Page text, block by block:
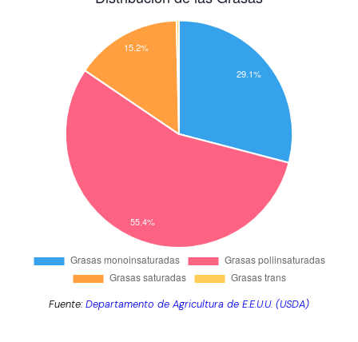
Fuente:Departamento de Agricultura de E.E.U.U. (USDA)